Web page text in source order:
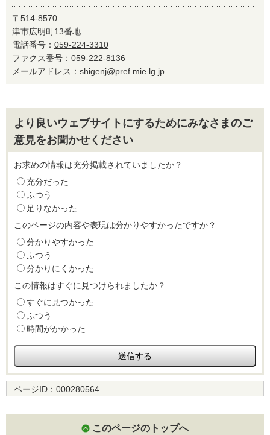
〒514-8570
津市広明町13番地
電話番号： 059-224-3310
ファクス番号：059-222-8136
メールアドレス： shigenj@pref.mie.lg.jp
より良いウェブサイトにするためにみなさまのご
意見をお聞かせください
お求めの情報は充分掲載されていましたか？
充分だった
ふつう
足りなかった
このページの内容や表現は分かりやすかったですか？
分かりやすかった
ふつう
分かりにくかった
この情報はすぐに見つけられましたか？
すぐに見つかった
ふつう
時間がかかった
ページID： 000280564
このページのトップへ